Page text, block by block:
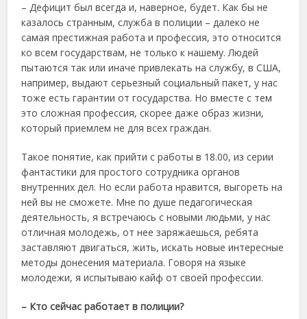
– Дефицит был всегда и, наверное, будет. Как бы не
казалось странным, служба в полиции – далеко не
самая престижная работа и профессия, это относится
ко всем государствам, не только к нашему. Людей
пытаются так или иначе привлекать на службу, в США,
например, выдают серьезный социальный пакет, у нас
тоже есть гарантии от государства. Но вместе с тем
это сложная профессия, скорее даже образ жизни,
который приемлем не для всех граждан.
Такое понятие, как прийти с работы в 18.00, из серии
фантастики для простого сотрудника органов
внутренних дел. Но если работа нравится, выгореть на
ней вы не сможете. Мне по душе педагогическая
деятельность, я встречаюсь с новыми людьми, у нас
отличная молодежь, от нее заряжаешься, ребята
заставляют двигаться, жить, искать новые интересные
методы донесения материала. Говоря на языке
молодежи, я испытываю кайф от своей профессии.
– Кто сейчас работает в полиции?